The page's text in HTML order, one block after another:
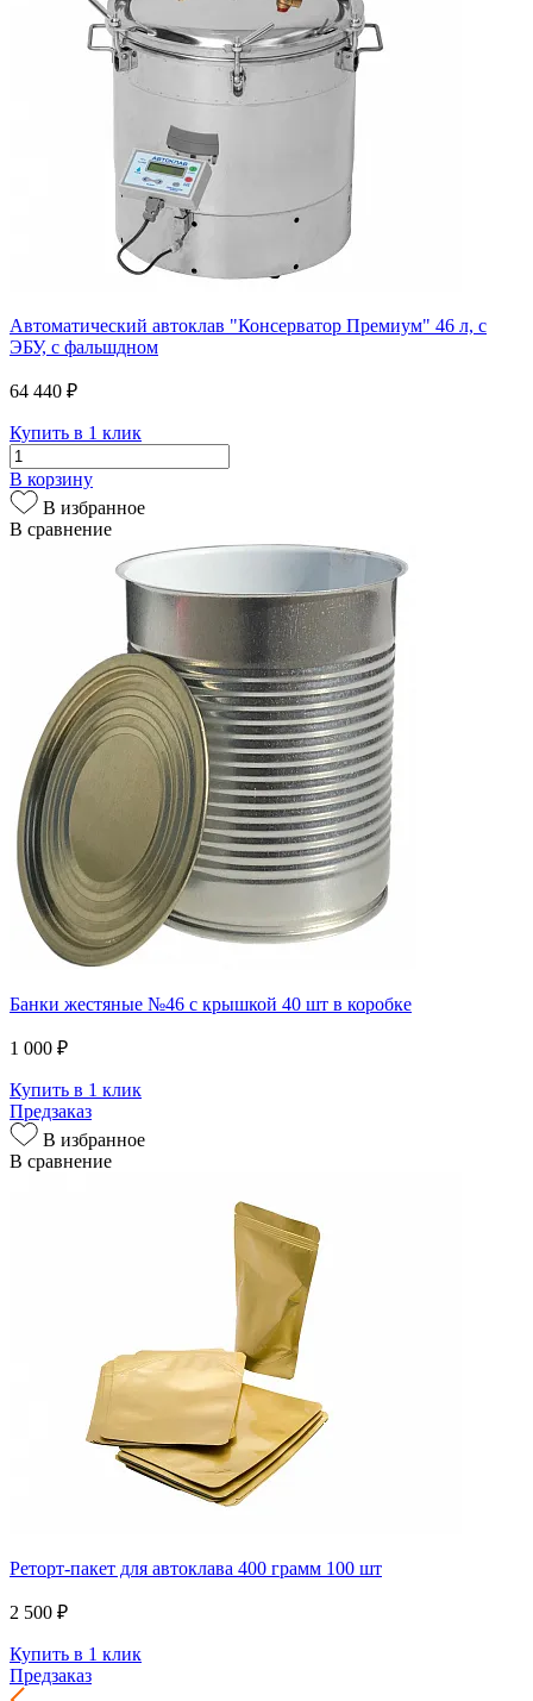
Автоматический автоклав "Консерватор Премиум" 46 л, с
ЭБУ, с фальшдном
64 440 ₽
Купить в 1 клик
В корзину
В избранное
В сравнение
Банки жестяные №46 с крышкой 40 шт в коробке
1 000 ₽
Купить в 1 клик
Предзаказ
В избранное
В сравнение
Реторт-пакет для автоклава 400 грамм 100 шт
2 500 ₽
Купить в 1 клик
Предзаказ